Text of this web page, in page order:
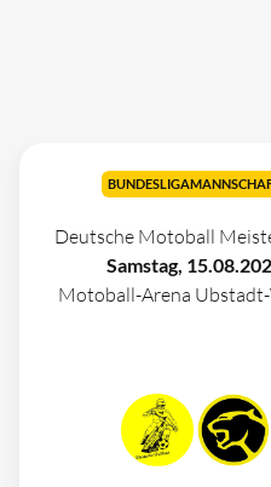
Deutsche Motoball
Samstag,
Motoball-Arena